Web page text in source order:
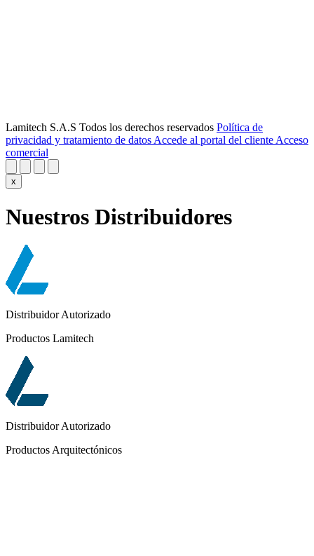
Lamitech S.A.S Todos los derechos reservados Política de
privacidad y tratamiento de datos Accede al portal del cliente Acceso
comercial
x
Nuestros Distribuidores
Distribuidor Autorizado
Productos Lamitech
Distribuidor Autorizado
Productos Arquitectónicos